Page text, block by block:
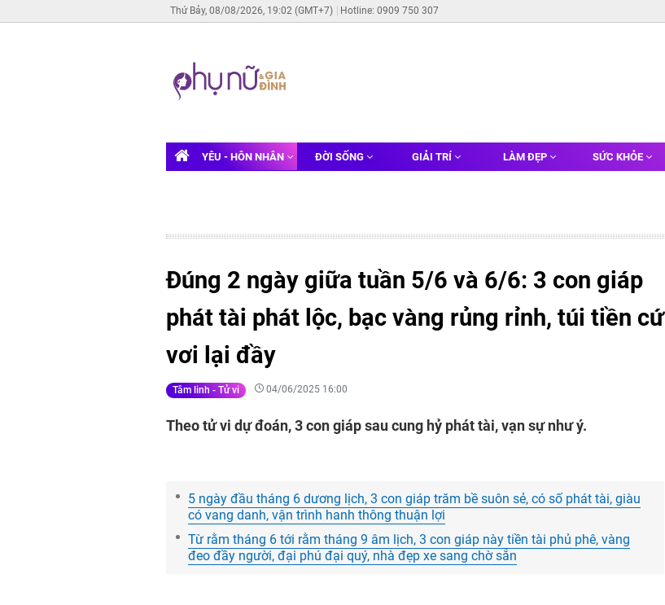
Thứ Bảy, 08/08/2026, 19:02 (GMT+7) Hotline: 0909 750 307
YÊU - HÔN NHÂN ĐỜI SỐNG GIẢI TRÍ LÀM ĐẸP SỨC KHỎE
Đúng 2 ngày giữa tuần 5/6 và 6/6: 3 con giáp
phát tài phát lộc, bạc vàng rủng rỉnh, túi tiền cứ
vơi lại đầy
Tâm linh - Tử vi 04/06/2025 16:00
Theo tử vi dự đoán, 3 con giáp sau cung hỷ phát tài, vạn sự như ý.
5 ngày đầu tháng 6 dương lịch, 3 con giáp trăm bề suôn sẻ, có số phát tài, giàu
có vang danh, vận trình hanh thông thuận lợi
Từ rằm tháng 6 tới rằm tháng 9 âm lịch, 3 con giáp này tiền tài phủ phê, vàng
đeo đầy người, đại phú đại quý, nhà đẹp xe sang chờ sẵn